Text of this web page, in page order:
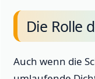
Die Rolle
Auch wenn die